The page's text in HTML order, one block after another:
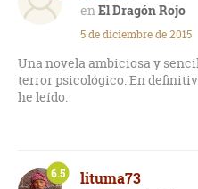
El Dragón Rojo
5 de diciembre de 2015
Una novela ambiciosa y
terror psicológico. En
he leído.
lituma73
6.5